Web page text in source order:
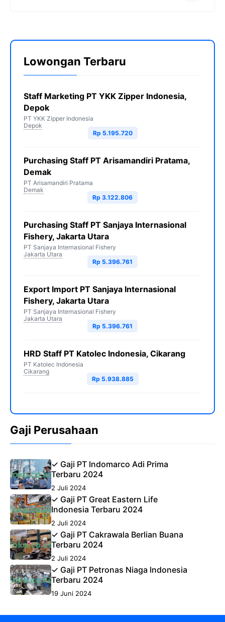
Lowongan Terbaru
Staff Marketing PT YKK Zipper Indonesia,
Depok
PT YKK Zipper Indonesia
Depok
Rp 5.195.720
Purchasing Staff PT Arisamandiri Pratama,
Demak
PT Arisamandiri Pratama
Demak
Rp 3.122.806
Purchasing Staff PT Sanjaya Internasional
Fishery, Jakarta Utara
PT Sanjaya Internasional Fishery
Jakarta Utara
Rp 5.396.761
Export Import PT Sanjaya Internasional
Fishery, Jakarta Utara
PT Sanjaya Internasional Fishery
Jakarta Utara
Rp 5.396.761
HRD Staff PT Katolec Indonesia, Cikarang
PT Katolec Indonesia
Cikarang
Rp 5.938.885
Gaji Perusahaan
✓ Gaji PT Indomarco Adi Prima
Terbaru 2024
2 Juli 2024
✓ Gaji PT Great Eastern Life
Indonesia Terbaru 2024
2 Juli 2024
✓ Gaji PT Cakrawala Berlian Buana
Terbaru 2024
2 Juli 2024
✓ Gaji PT Petronas Niaga Indonesia
Terbaru 2024
19 Juni 2024